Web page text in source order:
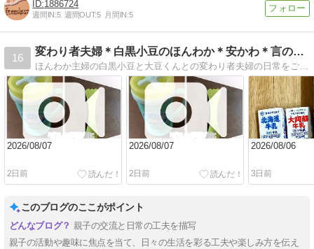
1886724
週間IN:5 週間OUT:5 月間IN:5
16
変わり者夫婦＊白黒小豆のほんわか＊安かわ＊言の葉＊のーと
ほんわか主婦の白黒小豆と大豆くんとの変わり者夫婦の日常をご紹介します。
2026/08/07
2日前
2026/08/07
2日前
2026/08/06
3日前
このブログのここがポイント
親子の交流と日常の工夫を描写
親子の活動や趣味に焦点を当て、日々の生活を彩る工夫や楽しみ方を伝え